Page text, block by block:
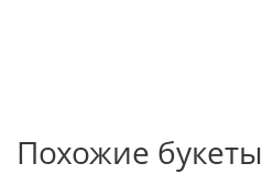
Похожие букеты